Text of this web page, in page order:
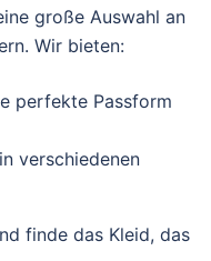
große Auswahl an
Wir bieten:
perfekte Passform
verschiedenen
finde das Kleid, das